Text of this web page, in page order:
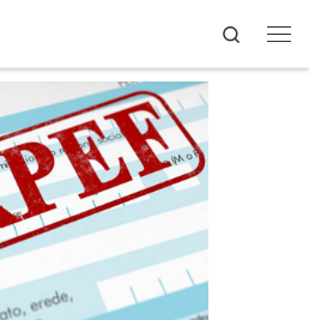
Search